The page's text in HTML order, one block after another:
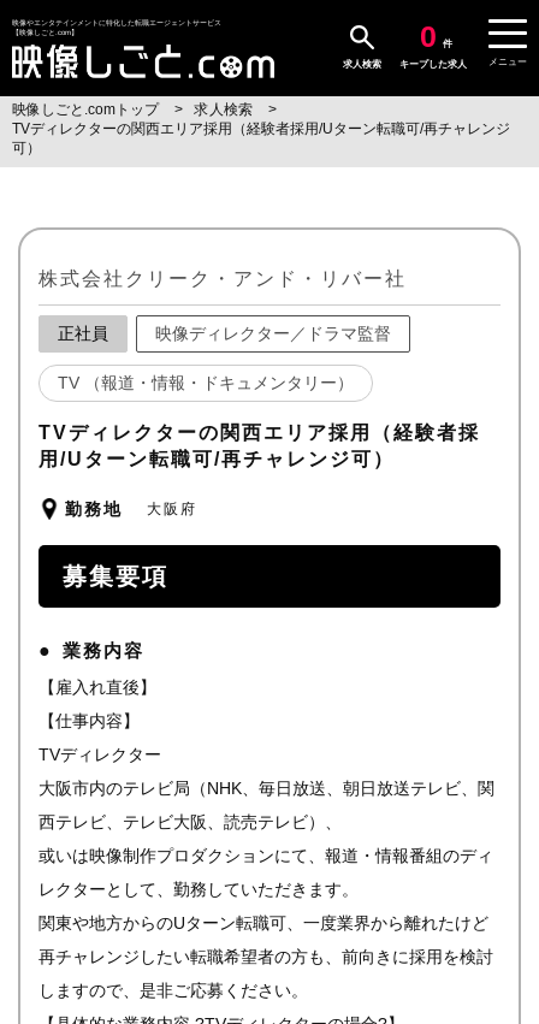
映像やエンタテインメントに特化した転職エージェントサービス
【映像しごと.com】
求人検索
0
件
キープした求人
メニュー
映像しごと.comトップ
求人検索
TVディレクターの関西エリア採用（経験者採用/Uターン転職可/再チャレンジ
可）
株式会社クリーク・アンド・リバー社
正社員 映像ディレクター／ドラマ監督
TV （報道・情報・ドキュメンタリー）
TVディレクターの関西エリア採用（経験者採
用/Uターン転職可/再チャレンジ可）
勤務地 大阪府
募集要項
業務内容
【雇入れ直後】
【仕事内容】
TVディレクター
大阪市内のテレビ局（NHK、毎日放送、朝日放送テレビ、関
西テレビ、テレビ大阪、読売テレビ）、
或いは映像制作プロダクションにて、報道・情報番組のディ
レクターとして、勤務していただきます。
関東や地方からのUターン転職可、一度業界から離れたけど
再チャレンジしたい転職希望者の方も、前向きに採用を検討
しますので、是非ご応募ください。